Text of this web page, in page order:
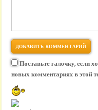
Поставьте галочку, если
новых комментариях в этой